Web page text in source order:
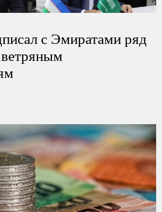
с Эмиратами ряд